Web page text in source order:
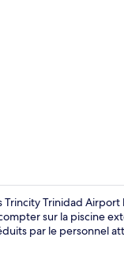
Trincity Trinidad
sur la piscine
par le personnel